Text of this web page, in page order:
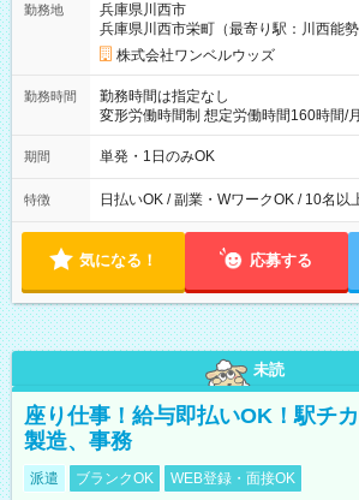
勤務地
兵庫県川西市
兵庫県川西市栄町（最寄り駅：川西能勢
株式会社ワンベルウッズ
勤務時間
勤務時間は指定なし
変形労働時間制 想定労働時間160時間/月 【シフト例】 ・10：
00～20：00
期間 単発・1日のみOK
特徴 日払いOK / 副業・WワークOK / 10名以
気になる！ 応募する
未読
座り仕事！給与即払いOK！駅チ
製造、事務
派遣 ブランクOK WEB登録・面接OK